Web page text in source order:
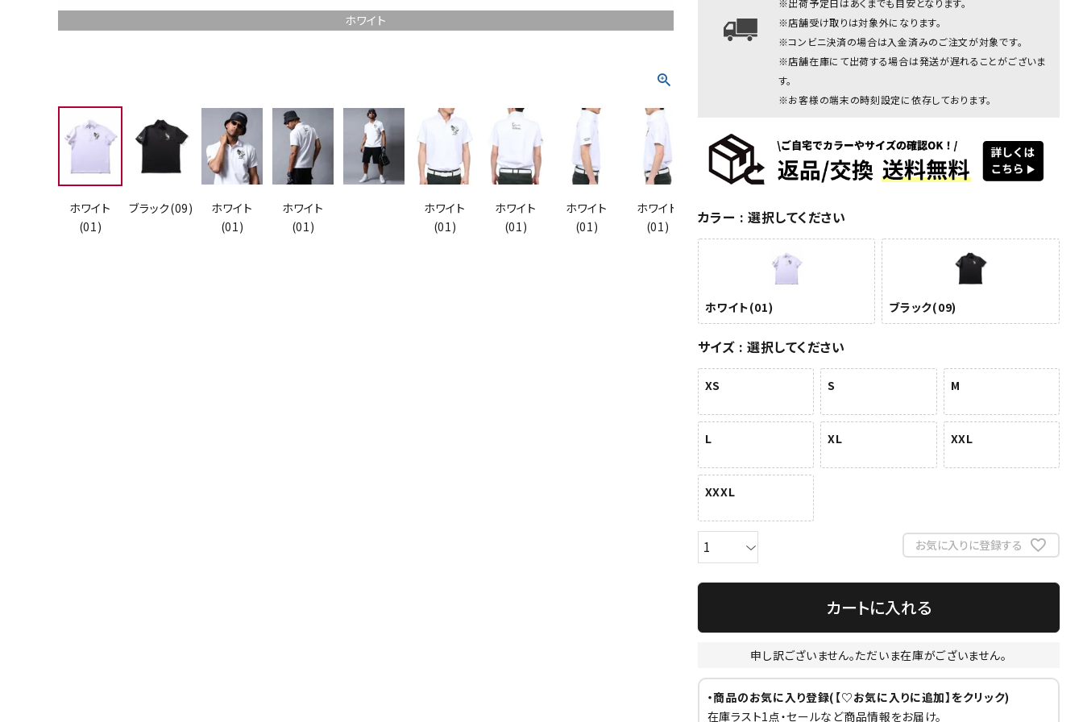
ホワイト
ホワイト
(01)
ブラック(09)
ホワイト
(01)
ホワイト
(01)
ホワイト
(01)
ホワイト
(01)
ホワイト
(01)
ホワイト
(01)
ブラック(09) ブラック(09)
※出荷予定日はあくまでも目安となります。
※店舗受け取りは対象外になります。
※コンビニ決済の場合は入金済みのご注文が対象です。
※店舗在庫にて出荷する場合は発送が遅れることがございま
す。
※お客様の端末の時刻設定に依存しております。
カラー 選択してください
ホワイト(01) ブラック(09)
サイズ 選択してください
XS S M
L XL XXL
XXXL
お気に入りに登録する
カートに入れる
申し訳ございません。ただいま在庫がございません。
・商品のお気に入り登録(【♡お気に入りに追加】をクリック)
在庫ラスト1点・セールなど商品情報をお届け。